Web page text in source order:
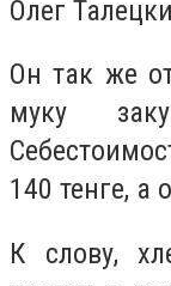
Олег
Он так же
муку
140 тенге, а
К слову,